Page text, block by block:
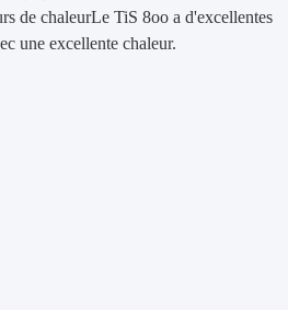
de chaleurLe TiS 8oo a d'excellentes
une excellente chaleur.